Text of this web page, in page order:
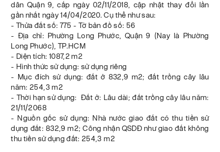
dân Quận 9, cấp ngày 02/11/2018, cập nhật thay đổi lần
gần nhất ngày 14/04/2020. Cụ thể như sau:
- Thửa đất số: 775 - Tờ bản đồ số: 56
- Địa chỉ: Phường Long Phước, Quận 9 (Nay là Phường
Long Phước), TP.HCM
- Diện tích: 1087,2 m2
- Hình thức sử dụng: sử dụng riêng
- Mục đích sử dụng: đất ở 832,9 m2; đất trồng cây lâu
năm: 254,3 m2
- Thời hạn sử dụng: Đất ở: Lâu dài; đất trồng cây lâu năm:
21/11/2068
- Nguồn gốc sử dụng: Nhà nước giao đất có thu tiền sử
dụng đất: 832,9 m2; Công nhận QSDĐ như giao đất không
thu tiền sử dụng đất: 254,3 m2